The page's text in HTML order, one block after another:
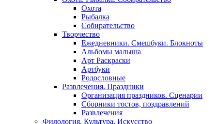
Охота
Рыбалка
Собирательство
Творчество
Ежедневники. Смешбуки. Блокноты
Альбомы малыша
Арт Раскраски
Артбуки
Родословные
Развлечения. Праздники
Организация праздников. Сценарии
Сборники тостов, поздравлений
Развлечения
Филология. Культура. Искусство